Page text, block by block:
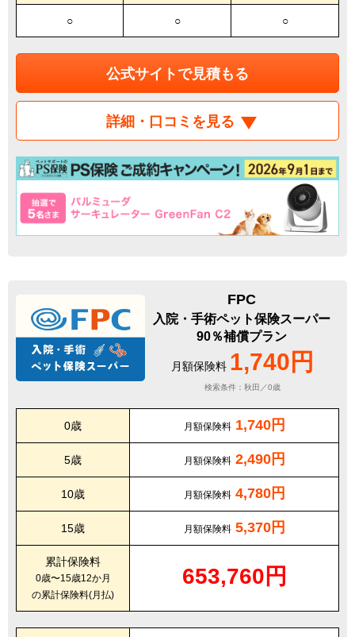
○ ○ ○
公式サイトで見積もる
詳細・口コミを見る
FPC
入院・手術ペット保険スーパー
90％補償プラン
月額保険料 1,740円
検索条件：秋田／0歳
0歳 月額保険料 1,740円
5歳 月額保険料 2,490円
10歳 月額保険料 4,780円
15歳 月額保険料 5,370円
累計保険料
0歳〜15歳12か月
の累計保険料(月払)
653,760円